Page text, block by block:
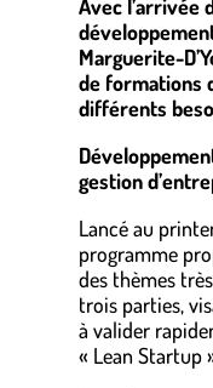
Avec l’arrivée
Marguerite-
de formations
différents
gestion
Lancé au
programme
des thèmes
trois parties,
à valider
« Lean Startup